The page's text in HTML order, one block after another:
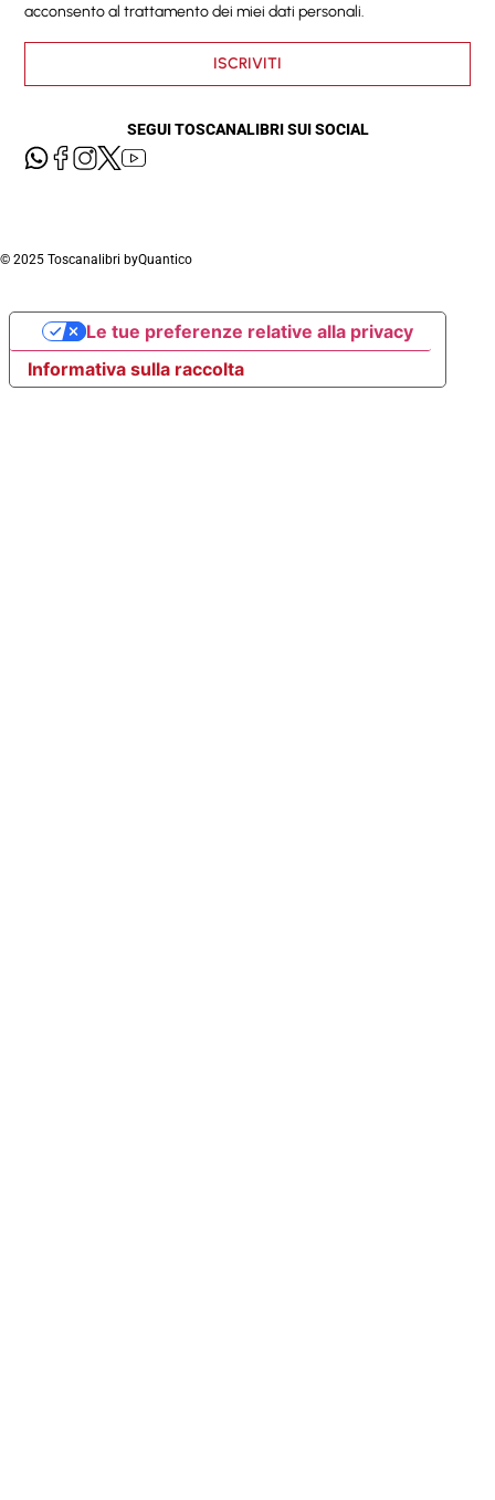
acconsento al trattamento dei miei dati personali.
ISCRIVITI
SEGUI TOSCANALIBRI SUI SOCIAL
© 2025 Toscanalibri byQuantico
Informativa sulla raccolta
Le tue preferenze relative alla privacy